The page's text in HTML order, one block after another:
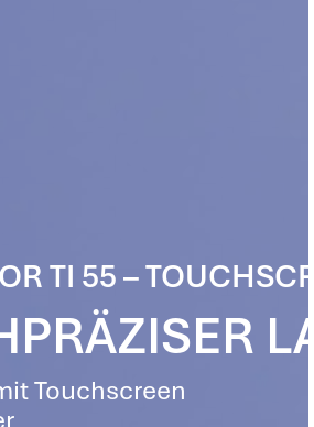
TI 55 –
Touchscreen